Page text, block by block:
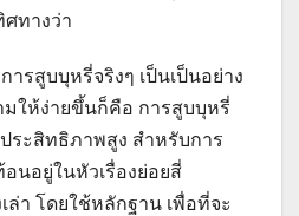
ทางว่า
ารสูบบุหรี่จริงๆ เป็นเป็นอย่าง
มให้ง่ายขึ้นก็คือ การสูบบุหรี่
ระสิทธิภาพสูง สำหรับการ
นอยู่ในหัวเรื่องย่อยสี่
ล่า โดยใช้หลักฐาน เพื่อที่จะ